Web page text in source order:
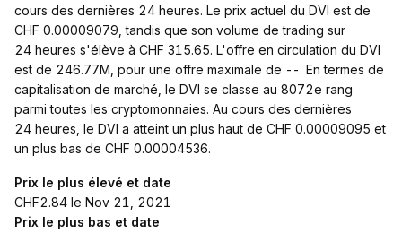
cours des dernières 24 heures. Le prix actuel du DVI est de
CHF 0.00009079, tandis que son volume de trading sur
24 heures s'élève à CHF 315.65. L'offre en circulation du DVI
est de 246.77M, pour une offre maximale de --. En termes de
capitalisation de marché, le DVI se classe au 8072e rang
parmi toutes les cryptomonnaies. Au cours des dernières
24 heures, le DVI a atteint un plus haut de CHF 0.00009095 et
un plus bas de CHF 0.00004536.
Prix le plus élevé et date
CHF2.84 le Nov 21, 2021
Prix le plus bas et date